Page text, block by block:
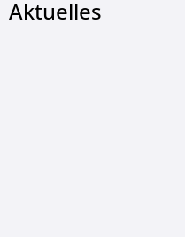
Aktuelles